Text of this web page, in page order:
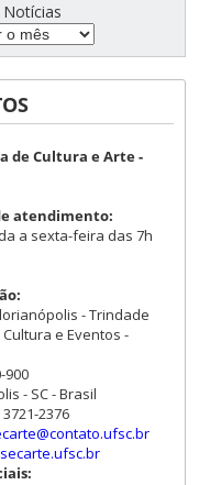
de Cultura e Arte -
atendimento:
a sexta-feira das 7h
- Trindade
e Eventos -
900
- SC - Brasil
3721-2376
secarte.ufsc.br